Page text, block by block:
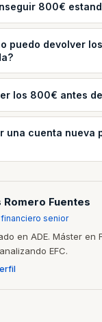
800€
puedo devolver
los 800€ antes
una cuenta nueva
Romero Fuentes
senior
en ADE. Máster en
EFC.